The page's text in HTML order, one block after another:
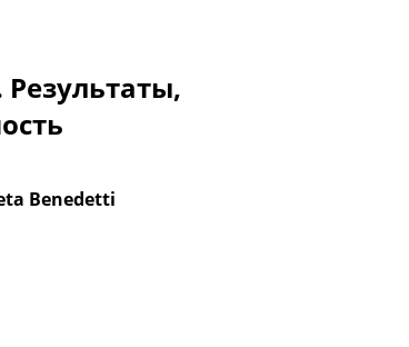
Результаты,
Benedetti